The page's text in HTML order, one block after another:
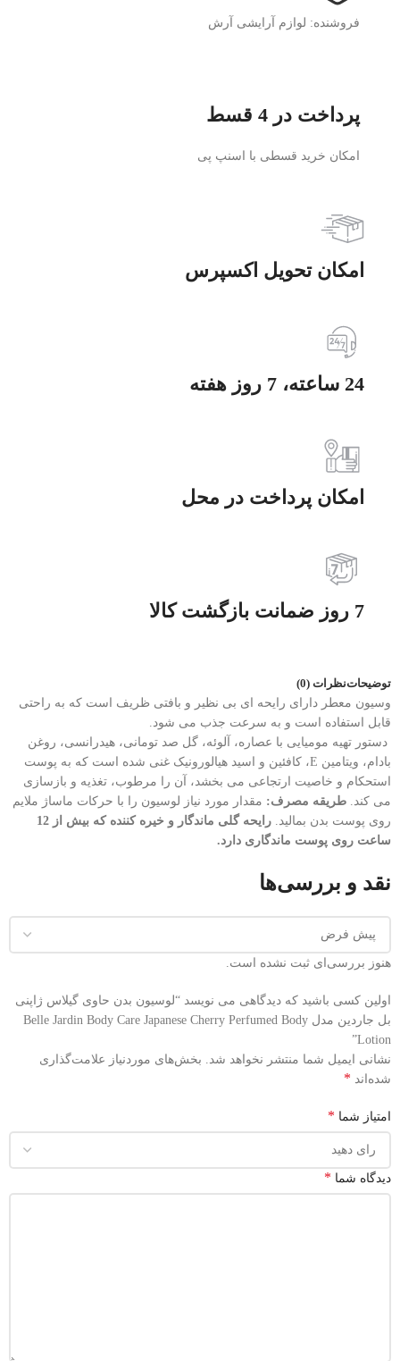
فروشنده: لوازم آرایشی آرش
پرداخت در 4 قسط
امکان خرید قسطی با اسنپ پی
امکان تحویل اکسپرس
24 ساعته، 7 روز هفته
امکان پرداخت در محل
7 روز ضمانت بازگشت کالا
توضیحاتنظرات (0)
وسیون معطر دارای رایحه ای بی نظیر و بافتی ظریف است که به راحتی
قابل استفاده است و به سرعت جذب می شود.
دستور تهیه مومیایی با عصاره، آلوئه، گل صد تومانی، هیدرانسی، روغن
بادام، ویتامین E، کافئین و اسید هیالورونیک غنی شده است که به پوست
استحکام و خاصیت ارتجاعی می بخشد، آن را مرطوب، تغذیه و بازسازی
می کند.طریقه مصرف: مقدار مورد نیاز لوسیون را با حرکات ماساژ ملایم
روی پوست بدن بمالید.
رایحه گلی ماندگار و خیره کننده که بیش از 12
ساعت روی پوست ماندگاری دارد.
نقد و بررسی‌ها
هنوز بررسی‌ای ثبت نشده است.
اولین کسی باشید که دیدگاهی می نویسد “لوسیون بدن حاوی گیلاس ژاپنی
بل جاردین مدل Belle Jardin Body Care Japanese Cherry Perfumed Body
Lotion”
نشانی ایمیل شما منتشر نخواهد شد.
بخش‌های موردنیاز علامت‌گذاری
شده‌اند *
امتیاز شما *
دیدگاه شما *